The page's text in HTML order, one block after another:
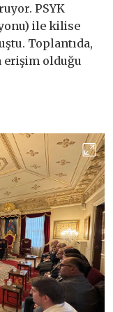
PSYK
ile kilise
Toplantıda,
erişim olduğu